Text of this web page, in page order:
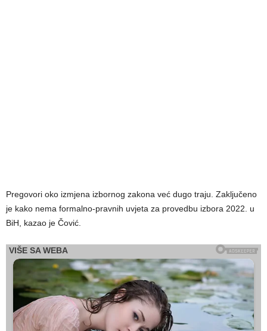
Pregovori oko izmjena izbornog zakona već dugo traju. Zaključeno
je kako nema formalno-pravnih uvjeta za provedbu izbora 2022. u
BiH, kazao je Čović.